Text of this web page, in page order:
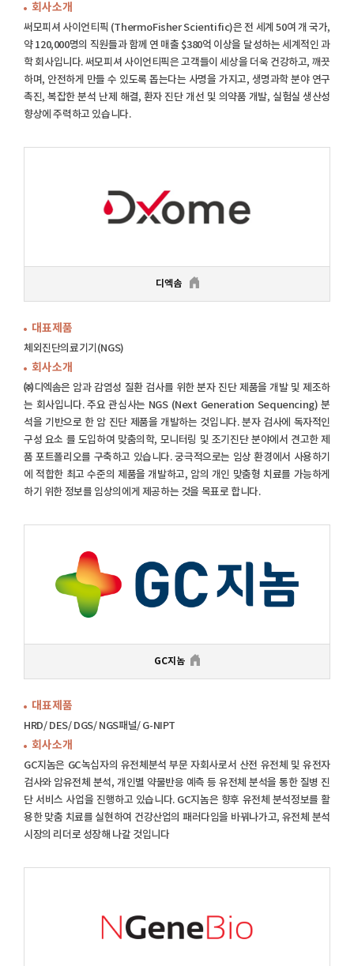
회사소개
써모피셔 사이언티픽 (ThermoFisher Scientific)은 전 세계 50여 개 국가,
약 120,000명의 직원들과 함께 연 매출 $380억 이상을 달성하는 세계적인 과
학 회사입니다. 써모피셔 사이언티픽은 고객들이 세상을 더욱 건강하고, 깨끗
하며, 안전하게 만들 수 있도록 돕는다는 사명을 가지고, 생명과학 분야 연구
촉진, 복잡한 분석 난제 해결, 환자 진단 개선 및 의약품 개발, 실험실 생산성
향상에 주력하고 있습니다.
디엑솜
대표제품
체외진단의료기기(NGS)
회사소개
㈜디엑솜은 암과 감염성 질환 검사를 위한 분자 진단 제품을 개발 및 제조하
는 회사입니다. 주요 관심사는 NGS (Next Generation Sequencing) 분
석을 기반으로 한 암 진단 제품을 개발하는 것입니다. 분자 검사에 독자적인
구성 요소 를 도입하여 맞춤의학, 모니터링 및 조기진단 분야에서 견고한 제
품 포트폴리오를 구축하고 있습니다. 궁극적으로는 임상 환경에서 사용하기
에 적합한 최고 수준의 제품을 개발하고, 암의 개인 맞춤형 치료를 가능하게
하기 위한 정보를 임상의에게 제공하는 것을 목표로 합니다.
GC지놈
대표제품
HRD/ DES/ DGS/ NGS패널/ G-NIPT
회사소개
GC지놈은 GC녹십자의 유전체분석 부문 자회사로서 산전 유전체 및 유전자
검사와 암유전체 분석, 개인별 약물반응 예측 등 유전체 분석을 통한 질병 진
단 서비스 사업을 진행하고 있습니다. GC지놈은 향후 유전체 분석정보를 활
용한 맞춤 치료를 실현하여 건강산업의 패러다임을 바꿔나가고, 유전체 분석
시장의 리더로 성장해 나갈 것입니다